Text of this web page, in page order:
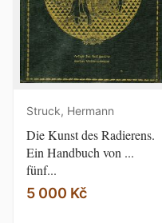
Struck, Hermann
Die Kunst des Radierens.
Ein Handbuch von ...
fünf...
5 000 Kč